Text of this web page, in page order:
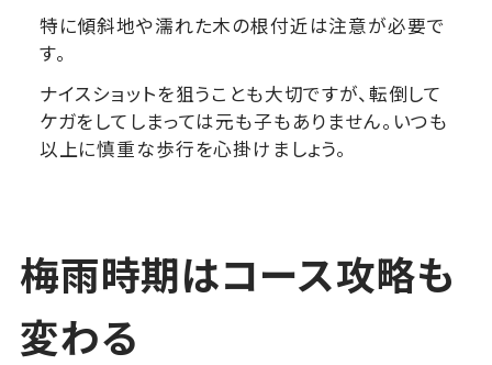
特に傾斜地や濡れた木の根付近は注意が必要で
す。
ナイスショットを狙うことも大切ですが、転倒して
ケガをしてしまっては元も子もありません。いつも
以上に慎重な歩行を心掛けましょう。
梅雨時期はコース攻略も
変わる